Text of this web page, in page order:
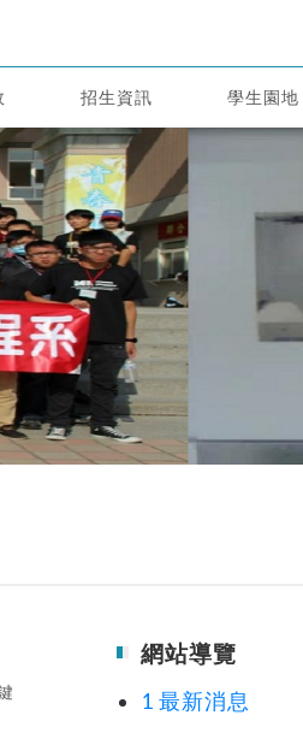
招生資訊 學生園地
網站導覽
1 最新消息